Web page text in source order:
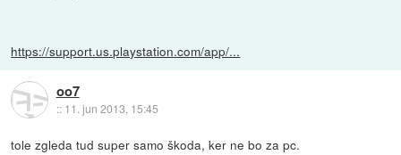
https://support.us.playstation.com/app/...
oo7
:: 11. jun 2013, 15:45
tole zgleda tud super samo škoda, ker ne bo za pc.